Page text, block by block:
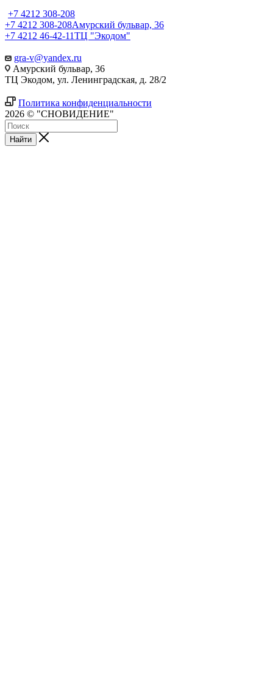
+7 4212 308-208
+7 4212 308-208Амурский бульвар, 36
+7 4212 46-42-11ТЦ "Экодом"
gra-v@yandex.ru
Амурский бульвар, 36
ТЦ Экодом, ул. Ленинградская, д. 28/2
Политика конфиденциальности
2026 © "СНОВИДЕНИЕ"
Найти